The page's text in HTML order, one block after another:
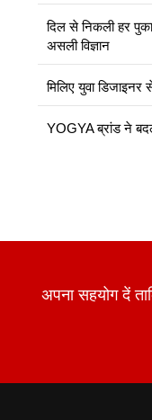
दिल से निकली हर
असली विज्ञान
मिलिए युवा
YOGYA ब्रांड ने
अपना सहयोग दें